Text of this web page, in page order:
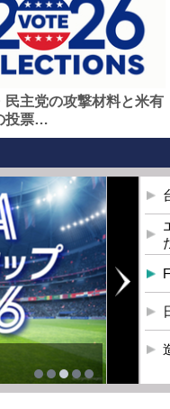
民主党の攻撃材料と米有
投票…